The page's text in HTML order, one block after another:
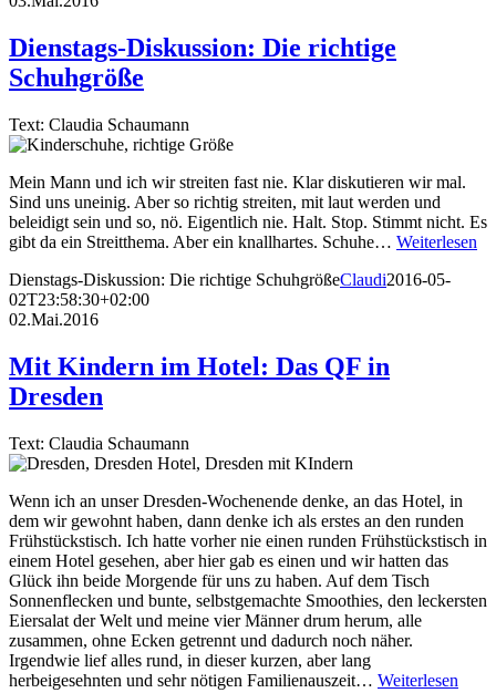
Dienstags-Diskussion: Die richtige
Schuhgröße
Text: Claudia Schaumann
Mein Mann und ich wir streiten fast nie. Klar diskutieren wir mal.
Sind uns uneinig. Aber so richtig streiten, mit laut werden und
beleidigt sein und so, nö. Eigentlich nie. Halt. Stop. Stimmt nicht. Es
gibt da ein Streitthema. Aber ein knallhartes. Schuhe… Weiterlesen
Dienstags-Diskussion: Die richtige SchuhgrößeClaudi2016-05-
02T23:58:30+02:00
02.Mai.2016
Mit Kindern im Hotel: Das QF in
Dresden
Text: Claudia Schaumann
Wenn ich an unser Dresden-Wochenende denke, an das Hotel, in
dem wir gewohnt haben, dann denke ich als erstes an den runden
Frühstückstisch. Ich hatte vorher nie einen runden Frühstückstisch in
einem Hotel gesehen, aber hier gab es einen und wir hatten das
Glück ihn beide Morgende für uns zu haben. Auf dem Tisch
Sonnenflecken und bunte, selbstgemachte Smoothies, den leckersten
Eiersalat der Welt und meine vier Männer drum herum, alle
zusammen, ohne Ecken getrennt und dadurch noch näher.
Irgendwie lief alles rund, in dieser kurzen, aber lang
herbeigesehnten und sehr nötigen Familienauszeit… Weiterlesen